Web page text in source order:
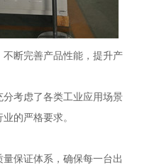
断完善产品性能，提升产
考虑了各类工业应用场景
的严格要求。
保证体系，确保每一台出